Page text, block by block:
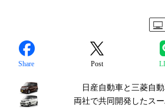
Share Post
日産自動車と三菱自動
両社で共同開発したス